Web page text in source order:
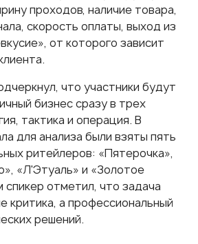
проходов, наличие товара,
скорость оплаты, выход из
от которого зависит
что участники будут
бизнес сразу в трех
тактика и операция. В
для анализа были взяты пять
ритейлеров: «Пятерочка»,
«Л'Этуаль» и «Золотое
отметил, что задача
критика, а профессиональный
решений.